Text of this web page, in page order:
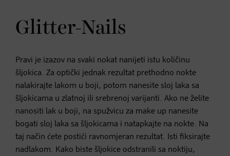
Glitter-Nails
Pravi je izazov na svaki nokat nanijeti istu količinu
šljokica. Za optički jednak rezultat prethodno nokte
nalakirajte lakom u boji, potom nanesite sloj laka sa
šljokicama u zlatnoj ili srebrenoj varijanti. Ako ne želite
nanositi lak u boji, na spužvicu za make up nanesite
bogati sloj laka sa šljokicama i natapkajte na nokte. Na
taj način ćete postići ravnomjeran rezultat. Isti fiksirajte
nadlakom. Kako biste šljokice odstranili sa noktiju,